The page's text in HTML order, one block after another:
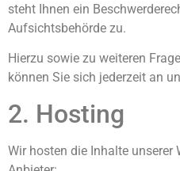
steht Ihnen ein
Aufsichtsbehörde zu.
Hierzu sowie zu weiteren
können Sie sich jederzeit an
2. Hosting
Wir hosten die Inhalte unserer